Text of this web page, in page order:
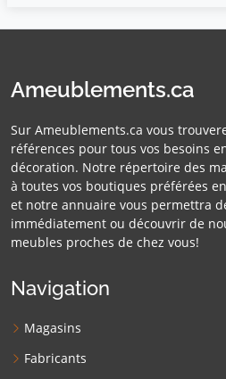
Ameublements.ca
Sur Ameublements.ca vous
références pour tous vos besoins
décoration. Notre répertoire des
à toutes vos boutiques préférées
et notre annuaire vous permettra
immédiatement ou découvrir de
meubles proches de chez vous!
Navigation
Magasins
Fabricants